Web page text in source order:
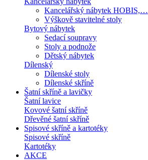
Kancelářský nábytek HOBIS,…
Výškově stavitelné stoly
Bytový nábytek
Sedací soupravy
Stoly a podnože
Dětský nábytek
Dílenský
Dílenské stoly
Dílenské skříně
Šatní skříně a lavičky
Šatní lavice
Kovové šatní skříně
Dřevěné šatní skříně
Spisové skříně a kartotéky
Spisové skříně
Kartotéky
AKCE